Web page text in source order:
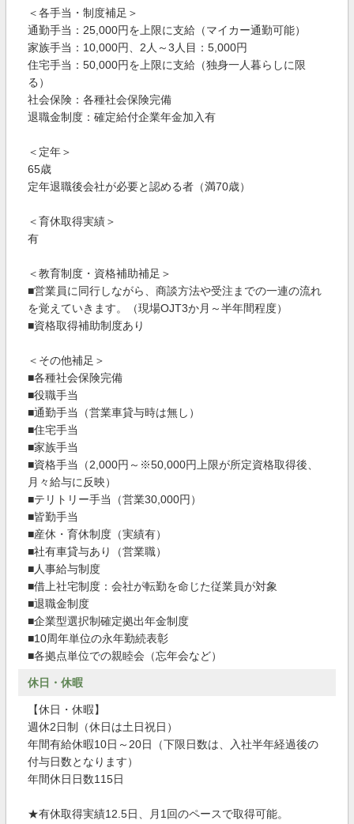
＜各手当・制度補足＞
通勤手当：25,000円を上限に支給（マイカー通勤可能）
家族手当：10,000円、2人～3人目：5,000円
住宅手当：50,000円を上限に支給（独身一人暮らしに限
る）
社会保険：各種社会保険完備
退職金制度：確定給付企業年金加入有
＜定年＞
65歳
定年退職後会社が必要と認める者（満70歳）
＜育休取得実績＞
有
＜教育制度・資格補助補足＞
■営業員に同行しながら、商談方法や受注までの一連の流れ
を覚えていきます。（現場OJT3か月～半年間程度）
■資格取得補助制度あり
＜その他補足＞
■各種社会保険完備
■役職手当
■通勤手当（営業車貸与時は無し）
■住宅手当
■家族手当
■資格手当（2,000円～※50,000円上限が所定資格取得後、
月々給与に反映）
■テリトリー手当（営業30,000円）
■皆勤手当
■産休・育休制度（実績有）
■社有車貸与あり（営業職）
■人事給与制度
■借上社宅制度：会社が転勤を命じた従業員が対象
■退職金制度
■企業型選択制確定拠出年金制度
■10周年単位の永年勤続表彰
■各拠点単位での親睦会（忘年会など）
休日・休暇
【休日・休暇】
週休2日制（休日は土日祝日）
年間有給休暇10日～20日（下限日数は、入社半年経過後の
付与日数となります）
年間休日日数115日
★有休取得実績12.5日、月1回のペースで取得可能。